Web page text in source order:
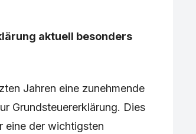
aktuell besonders
Jahren eine zunehmende
Grundsteuererklärung. Dies
eine der wichtigsten